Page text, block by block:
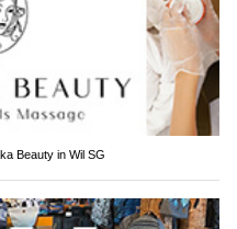
Beauty in Wil SG